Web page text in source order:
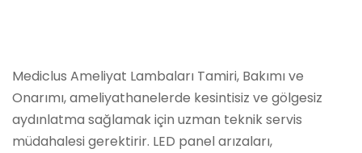
Mediclus Ameliyat Lambaları Tamiri, Bakımı ve
Onarımı, ameliyathanelerde kesintisiz ve gölgesiz
aydınlatma sağlamak için uzman teknik servis
müdahalesi gerektirir. LED panel arızaları,